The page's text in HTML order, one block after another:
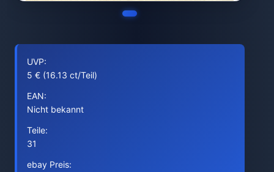
UVP:
5 € (16.13 ct/Teil)
EAN:
Nicht bekannt
Teile:
31
ebay Preis: